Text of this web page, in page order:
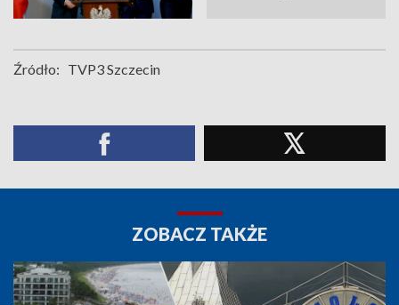
Źródło: TVP3 Szczecin
ZOBACZ TAKŻE